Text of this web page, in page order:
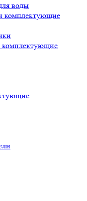
воды
комплектующие